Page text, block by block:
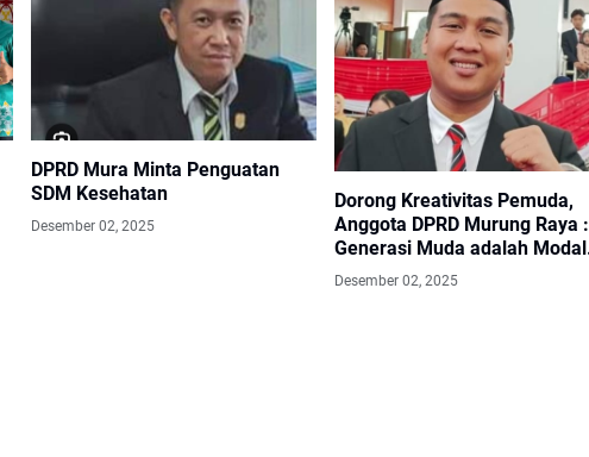
DPRD Mura Minta Penguatan
SDM Kesehatan
Desember 02, 2025
Dorong Kreativitas Pemuda,
Anggota DPRD Murung Raya :
Generasi Muda adalah Modal
Pembangunan Daerah
Desember 02, 2025